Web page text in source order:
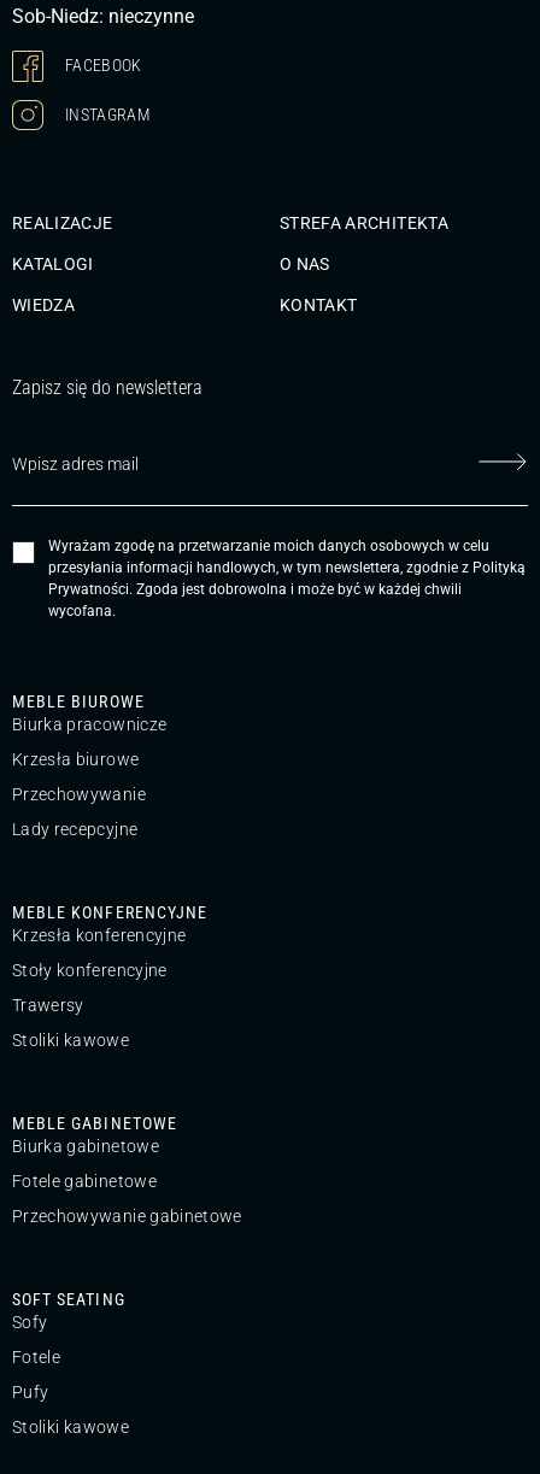
Sob-Niedz: nieczynne
FACEBOOK
INSTAGRAM
MEBLE BIUROWE
Biurka pracownicze
Krzesła biurowe
Przechowywanie
Lady recepcyjne
MEBLE KONFERENCYJNE
Krzesła konferencyjne
Stoły konferencyjne
Trawersy
Stoliki kawowe
MEBLE GABINETOWE
Biurka gabinetowe
Fotele gabinetowe
Przechowywanie gabinetowe
SOFT SEATING
Sofy
Fotele
Pufy
Stoliki kawowe
REALIZACJE
KATALOGI
WIEDZA
STREFA ARCHITEKTA
O NAS
KONTAKT
Zapisz się do newslettera
Wyrażam zgodę na przetwarzanie moich danych osobowych w celu
przesyłania informacji handlowych, w tym newslettera, zgodnie z Polityką
Prywatności. Zgoda jest dobrowolna i może być w każdej chwili
wycofana.